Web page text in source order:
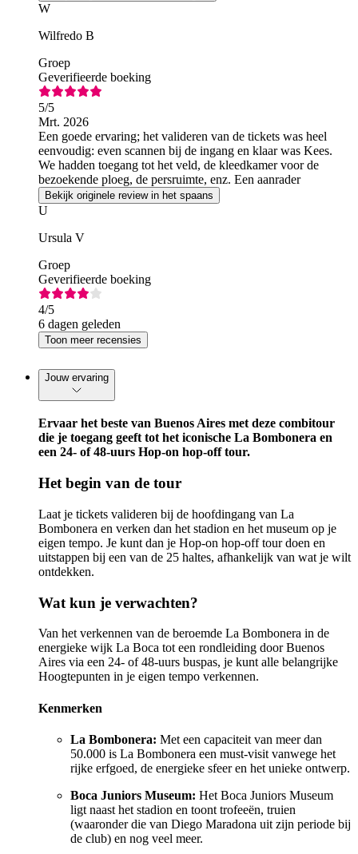
W
Wilfredo B
Groep
Geverifieerde boeking
5/5
Mrt. 2026
Een goede ervaring; het valideren van de tickets was heel
eenvoudig: even scannen bij de ingang en klaar was Kees.
We hadden toegang tot het veld, de kleedkamer voor de
bezoekende ploeg, de persruimte, enz. Een aanrader
Bekijk originele review in het spaans
U
Ursula V
Groep
Geverifieerde boeking
4/5
6 dagen geleden
Toon meer recensies
Jouw ervaring
Ervaar het beste van Buenos Aires met deze combitour
die je toegang geeft tot het iconische La Bombonera en
een 24- of 48-uurs Hop-on hop-off tour.
Het begin van de tour
Laat je tickets valideren bij de hoofdingang van La
Bombonera en verken dan het stadion en het museum op je
eigen tempo. Je kunt dan je Hop-on hop-off tour doen en
uitstappen bij een van de 25 haltes, afhankelijk van wat je wilt
ontdekken.
Wat kun je verwachten?
Van het verkennen van de beroemde La Bombonera in de
energieke wijk La Boca tot een rondleiding door Buenos
Aires via een 24- of 48-uurs buspas, je kunt alle belangrijke
Hoogtepunten in je eigen tempo verkennen.
Kenmerken
La Bombonera: Met een capaciteit van meer dan
50.000 is La Bombonera een must-visit vanwege het
rijke erfgoed, de energieke sfeer en het unieke ontwerp.
Boca Juniors Museum: Het Boca Juniors Museum
ligt naast het stadion en toont trofeeën, truien
(waaronder die van Diego Maradona uit zijn periode bij
de club) en nog veel meer.